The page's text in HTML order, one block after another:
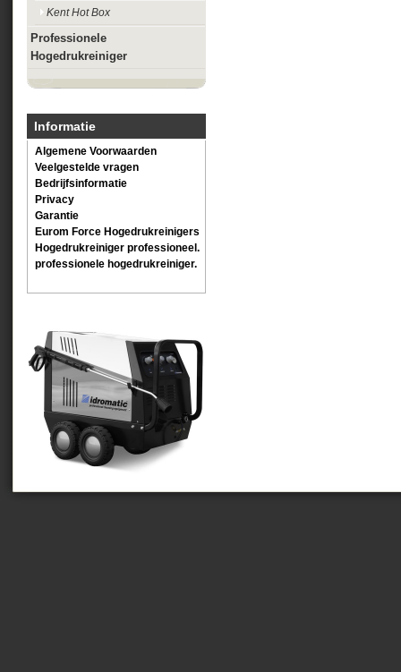
Kent Hot Box
Professionele
Hogedrukreiniger
Informatie
Algemene Voorwaarden
Veelgestelde vragen
Bedrijfsinformatie
Privacy
Garantie
Eurom Force Hogedrukreinigers
Hogedrukreiniger professioneel.
professionele hogedrukreiniger.